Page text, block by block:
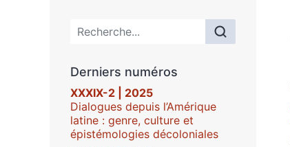
Menu principal
Derniers numéros
XXXIX-2 | 2025
Dialogues depuis l’Amérique
latine : genre, culture et
épistémologies décoloniales